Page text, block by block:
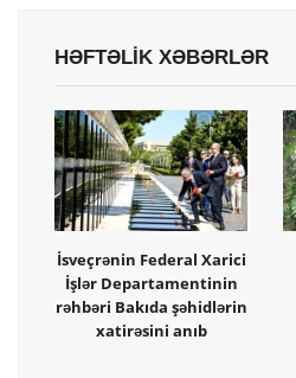
HƏFTƏLİK XƏBƏRLƏR
İsveçrənin Federal Xarici
İşlər Departamentinin
rəhbəri Bakıda şəhidlərin
xatirəsini anıb